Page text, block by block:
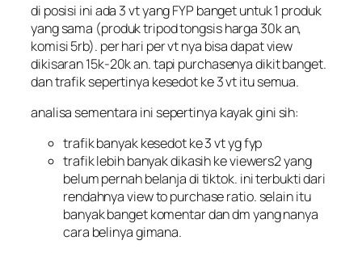
di posisi ini ada 3 vt yang FYP banget untuk 1 produk
yang sama (produk tripod tongsis harga 30k an,
komisi 5rb). per hari per vt nya bisa dapat view
dikisaran 15k-20k an. tapi purchasenya dikit banget.
dan trafik sepertinya kesedot ke 3 vt itu semua.
analisa sementara ini sepertinya kayak gini sih:
trafik banyak kesedot ke 3 vt yg fyp
trafik lebih banyak dikasih ke viewers2 yang
belum pernah belanja di tiktok. ini terbukti dari
rendahnya view to purchase ratio. selain itu
banyak banget komentar dan dm yang nanya
cara belinya gimana.